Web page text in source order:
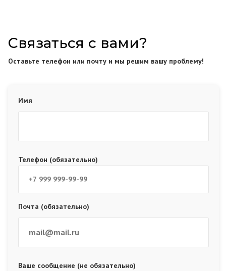
Связаться с вами?
Оставьте телефон или почту и мы решим вашу проблему!
Имя
Телефон (обязательно)
Почта (обязательно)
Ваше сообщение (не обязательно)